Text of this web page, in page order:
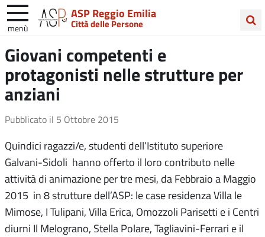
ASP Reggio Emilia
Città delle Persone
menù
nel
sito
Giovani competenti e
protagonisti nelle strutture per
anziani
Pubblicato il 5 Ottobre 2015
Quindici ragazzi/e, studenti dell’Istituto superiore
Galvani-Sidoli hanno offerto il loro contributo nelle
attività di animazione per tre mesi, da Febbraio a Maggio
2015 in 8 strutture dell’ASP: le case residenza Villa le
Mimose, I Tulipani, Villa Erica, Omozzoli Parisetti e i Centri
diurni Il Melograno, Stella Polare, Tagliavini-Ferrari e il